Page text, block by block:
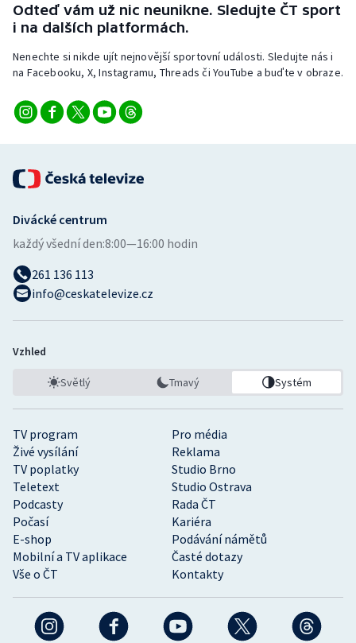
Odteď vám už nic neunikne. Sledujte ČT sport
i na dalších platformách.
Nenechte si nikde ujít nejnovější sportovní události. Sledujte nás i
na Facebooku, X, Instagramu, Threads či YouTube a buďte v obraze.
TV program
Pro média
Živé vysílání
Reklama
TV poplatky
Studio Brno
Teletext
Studio Ostrava
Podcasty
Rada ČT
Počasí
Kariéra
E-shop
Podávání námětů
Mobilní a TV aplikace
Časté dotazy
Vše o ČT
Kontakty
Divácké centrum
každý všední den:8:00—16:00 hodin
261 136 113
info@ceskatelevize.cz
Vzhled
Světlý Tmavý Systém